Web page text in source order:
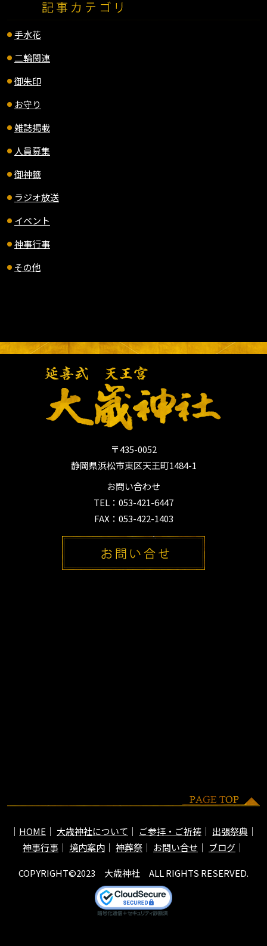
手水花
二輪関連
御朱印
お守り
雑誌掲載
人員募集
御神籤
ラジオ放送
イベント
神事行事
その他
〒435-0052
静岡県浜松市東区天王町1484-1
お問い合わせ
TEL：053-421-6447
FAX：053-422-1403
HOME 大歳神社について ご参拝・ご祈祷
出張祭典
神事行事
境内案内 神葬祭 お問い合せ ブログ
COPYRIGHT©2023 大歳神社 ALL RIGHTS RESERVED.